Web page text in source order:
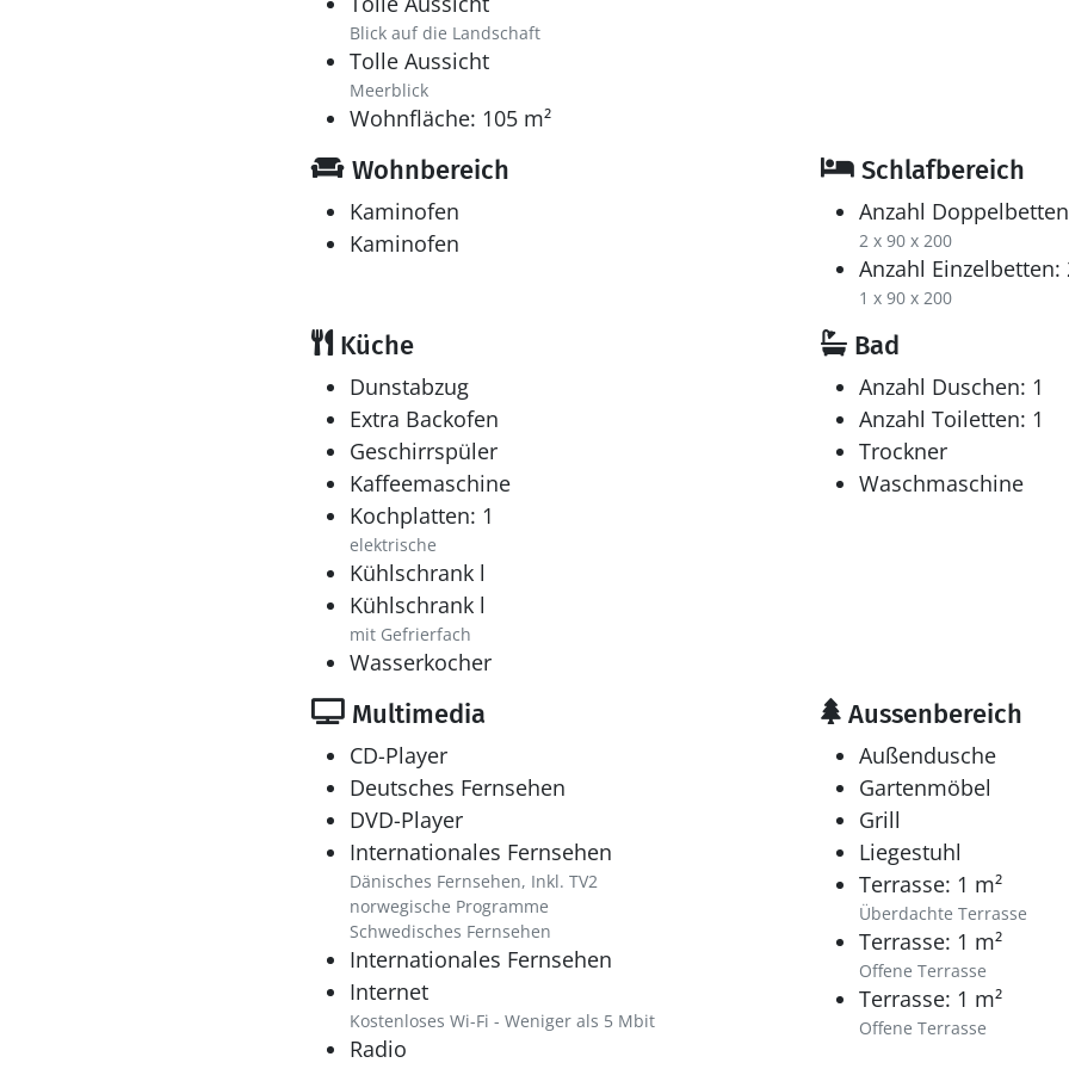
Blick auf die Landschaft
Tolle Aussicht
Meerblick
Wohnfläche: 105 m²
Wohnbereich
Kaminofen
Kaminofen
Schlafbereich
Anzahl
2 x 90 x 200
Anzahl Einzelbetten:
1 x 90 x 200
Küche
Dunstabzug
Extra Backofen
Geschirrspüler
Kaffeemaschine
Kochplatten: 1
elektrische
Kühlschrank l
Kühlschrank l
mit Gefrierfach
Wasserkocher
Bad
Anzahl Duschen: 1
Anzahl Toiletten: 1
Trockner
Waschmaschine
Multimedia
CD-Player
Deutsches Fernsehen
DVD-Player
Internationales Fernsehen
Dänisches Fernsehen, Inkl. TV2
norwegische Programme
Schwedisches Fernsehen
Internationales Fernsehen
Internet
Kostenloses Wi-Fi - Weniger als 5 Mbit
Radio
Aussenbereich
Außendusche
Gartenmöbel
Grill
Liegestuhl
Terrasse: 1 m²
Überdachte Terrasse
Terrasse: 1 m²
Offene Terrasse
Terrasse: 1 m²
Offene Terrasse